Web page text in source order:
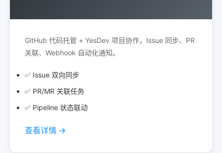
GitHub 代码托管 + YesDev 项目协作，Issue 同步、PR
关联、Webhook 自动化通知。
✅ Issue 双向同步
✅ PR/MR 关联任务
✅ Pipeline 状态联动
查看详情 →